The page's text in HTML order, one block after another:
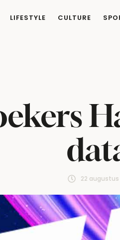
LIFESTYLE CULTURE
22 augustus